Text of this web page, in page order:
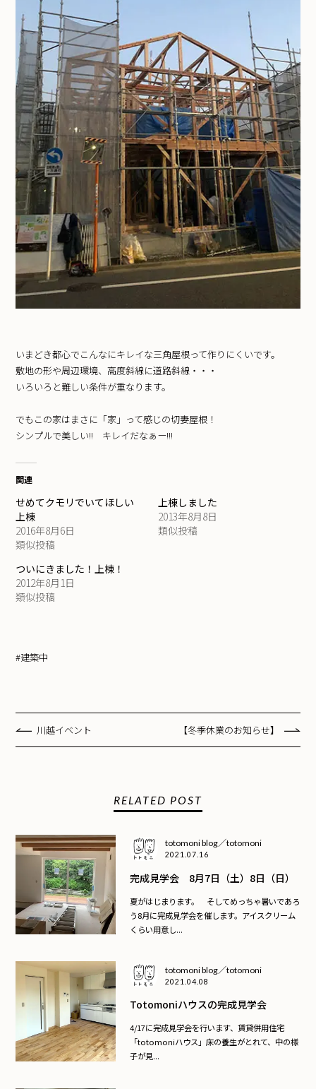
いまどき都心でこんなにキレイな三角屋根って作りにくいです。
敷地の形や周辺環境、高度斜線に道路斜線・・・
いろいろと難しい条件が重なります。
でもこの家はまさに「家」って感じの切妻屋根！
シンプルで美しい!! キレイだなぁー!!!
関連
せめてクモリでいてほしい
上棟
2016年8月6日
類似投稿
上棟しました
2013年8月8日
類似投稿
ついにきました！上棟！
2012年8月1日
類似投稿
#建築中
川越イベント 【冬季休業のお知らせ】
RELATED POST
totomoni blog／totomoni
2021.07.16
完成見学会 8月7日（土）8日（日）
夏がはじまります。 そしてめっちゃ暑いであろ
う8月に完成見学会を催します。アイスクリーム
くらい用意し...
totomoni blog／totomoni
2021.04.08
Totomoniハウスの完成見学会
4/17に完成見学会を行います、賃貸併用住宅
「totomoniハウス」床の養生がとれて、中の様
子が見...